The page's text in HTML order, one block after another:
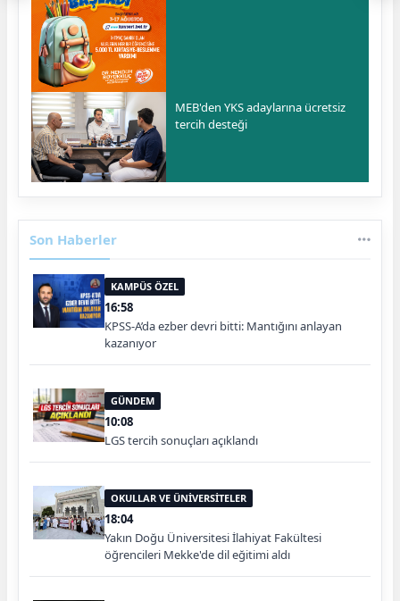
MEB'den YKS adaylarına ücretsiz
tercih desteği
Son Haberler
KAMPÜS ÖZEL
16:58
KPSS-A’da ezber devri bitti: Mantığını anlayan
kazanıyor
GÜNDEM
10:08
LGS tercih sonuçları açıklandı
OKULLAR VE ÜNİVERSİTELER
18:04
Yakın Doğu Üniversitesi İlahiyat Fakültesi
öğrencileri Mekke'de dil eğitimi aldı